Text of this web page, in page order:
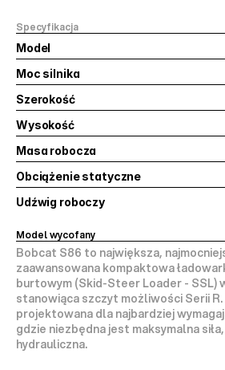
Model
Moc silnika
Szerokość
Wysokość
Masa robocza
Obciążenie statyczne
Udźwig roboczy
Specyfikacja
Model wycofany
Bobcat S86 to największa,
zaawansowana kompaktowa
burtowym (Skid-Steer Loader - SSL)
stanowiąca szczyt możliwości Serii R
projektowana dla najbardziej
gdzie niezbędna jest maksymalna
hydrauliczna.